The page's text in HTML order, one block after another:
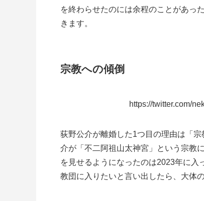
を終わらせたのには余程のことがあっ
きます。
宗教への傾倒
https://twitter.com/
荻野公介が離婚した1つ目の理由は「
介が「不二阿祖山太神宮」という宗教
を見せるようになったのは2023年に入
教団に入りたいと言い出したら、大体